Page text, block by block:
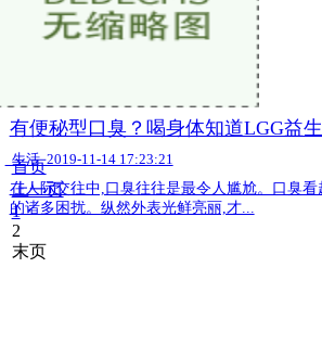
有便秘型口臭？喝身体知道LGG益
生活 2019-11-14 17:23:21
在人际交往中,口臭往往是最令人尴尬。口臭
的诸多困扰。纵然外表光鲜亮丽,才...
首页
上一页
1
2
末页